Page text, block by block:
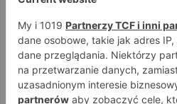
PRIME 18: Bagieta wrócił i
2. rundzie
8 sierpnia 2026
PRIME 18: Ryta rozbił
Wsparcie Murana nie